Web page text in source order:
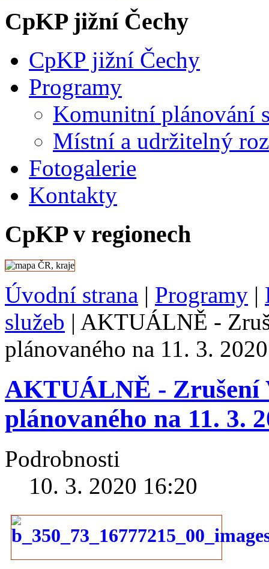
CpKP jižní Čechy
CpKP jižní Čechy
Programy
Komunitní plánování
Místní a udržitelný
Fotogalerie
Kontakty
CpKP v regionech
Úvodní strana | Programy |
služeb | AKTUÁLNĚ -
plánovaného na 11. 3. 2020
AKTUÁLNĚ - Zrušení
plánovaného na 11. 3.
Podrobnosti
10. 3. 2020 16:20